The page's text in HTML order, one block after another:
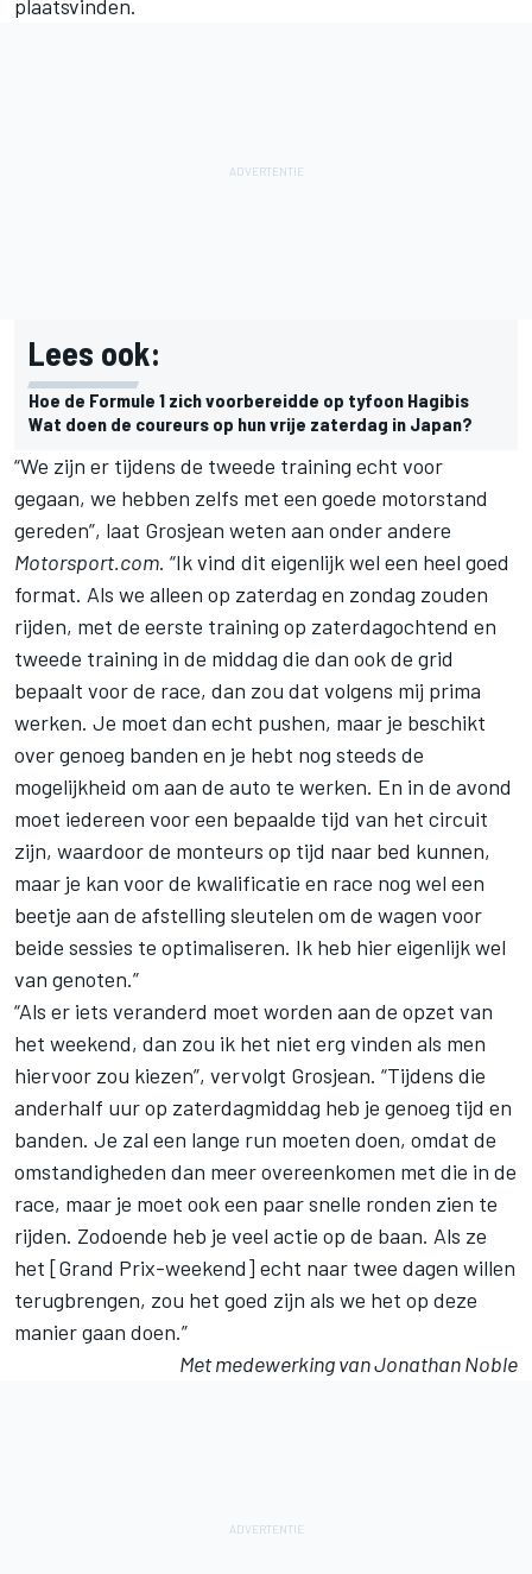
plaatsvinden.
Lees ook:
Hoe de Formule 1 zich voorbereidde op tyfoon Hagibis
Wat doen de coureurs op hun vrije zaterdag in Japan?
“We zijn er tijdens de tweede training echt voor
gegaan, we hebben zelfs met een goede motorstand
gereden”, laat Grosjean weten aan onder andere
Motorsport.com. “Ik vind dit eigenlijk wel een heel goed
format. Als we alleen op zaterdag en zondag zouden
rijden, met de eerste training op zaterdagochtend en
tweede training in de middag die dan ook de grid
bepaalt voor de race, dan zou dat volgens mij prima
werken. Je moet dan echt pushen, maar je beschikt
over genoeg banden en je hebt nog steeds de
mogelijkheid om aan de auto te werken. En in de avond
moet iedereen voor een bepaalde tijd van het circuit
zijn, waardoor de monteurs op tijd naar bed kunnen,
maar je kan voor de kwalificatie en race nog wel een
beetje aan de afstelling sleutelen om de wagen voor
beide sessies te optimaliseren. Ik heb hier eigenlijk wel
van genoten.”
“Als er iets veranderd moet worden aan de opzet van
het weekend, dan zou ik het niet erg vinden als men
hiervoor zou kiezen”, vervolgt Grosjean. “Tijdens die
anderhalf uur op zaterdagmiddag heb je genoeg tijd en
banden. Je zal een lange run moeten doen, omdat de
omstandigheden dan meer overeenkomen met die in de
race, maar je moet ook een paar snelle ronden zien te
rijden. Zodoende heb je veel actie op de baan. Als ze
het [Grand Prix-weekend] echt naar twee dagen willen
terugbrengen, zou het goed zijn als we het op deze
manier gaan doen.”
Met medewerking van Jonathan Noble